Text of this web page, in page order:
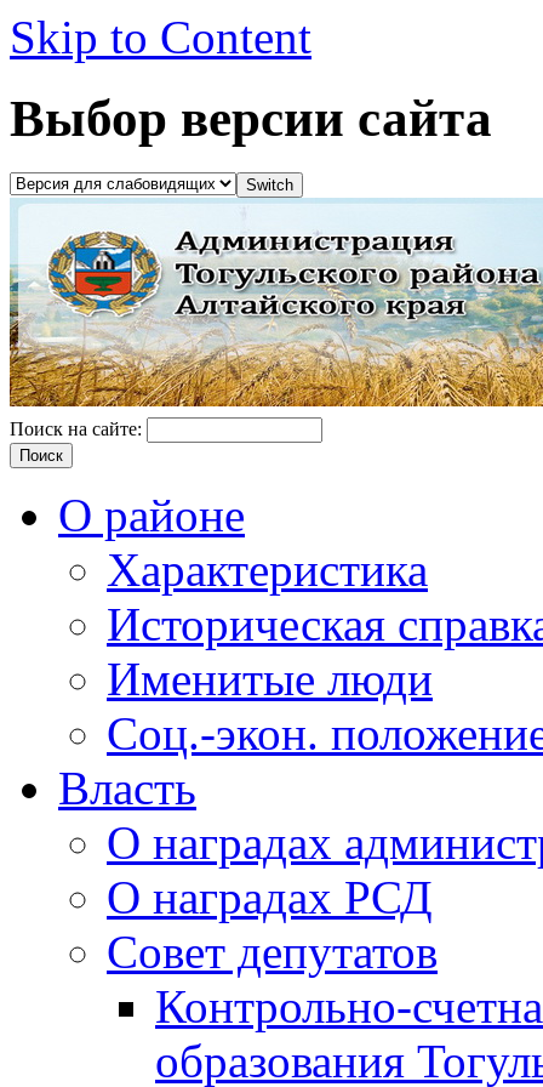
Skip to Content
Выбор версии сайта
Поиск на сайте:
О районе
Характеристика
Историческая
Именитые люди
Соц.-экон.
Власть
О наградах
О наградах РСД
Совет депутатов
Контрольно-
образования